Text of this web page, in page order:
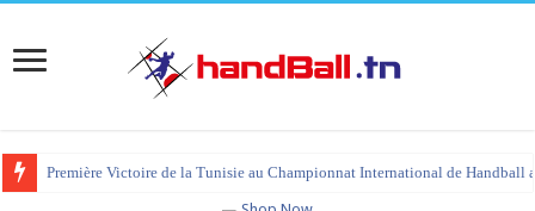
Première Victoire de la Tunisie au Championnat International de Handball